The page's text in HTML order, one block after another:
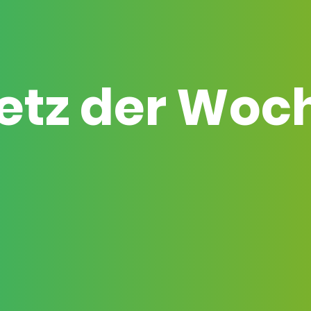
der